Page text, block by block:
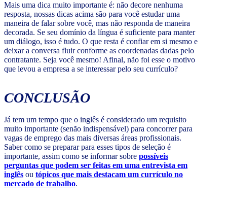
Mais uma dica muito importante é: não decore nenhuma
resposta, nossas dicas acima são para você estudar uma
maneira de falar sobre você, mas não responda de maneira
decorada. Se seu domínio da língua é suficiente para manter
um diálogo, isso é tudo. O que resta é confiar em si mesmo e
deixar a conversa fluir conforme as coordenadas dadas pelo
contratante. Seja você mesmo! Afinal, não foi esse o motivo
que levou a empresa a se interessar pelo seu currículo?
CONCLUSÃO
Já tem um tempo que o inglês é considerado um requisito
muito importante (senão indispensável) para concorrer para
vagas de emprego das mais diversas áreas profissionais.
Saber como se preparar para esses tipos de seleção é
importante, assim como se informar sobre possíveis
perguntas que podem ser feitas em uma entrevista em
inglês ou tópicos que mais destacam um currículo no
mercado de trabalho.